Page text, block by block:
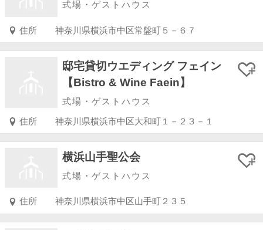
式場・ゲストハウス
住所 神奈川県横浜市中区常盤町５－６７
邸宅貸切ウエディング フェイン
【Bistro & Wine Faein】
式場・ゲストハウス
住所 神奈川県横浜市中区大和町１－２３－１
横浜山手聖公会
式場・ゲストハウス
住所 神奈川県横浜市中区山手町２３５